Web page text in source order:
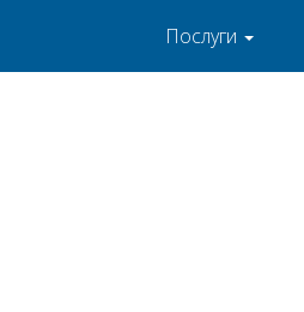
Послуги